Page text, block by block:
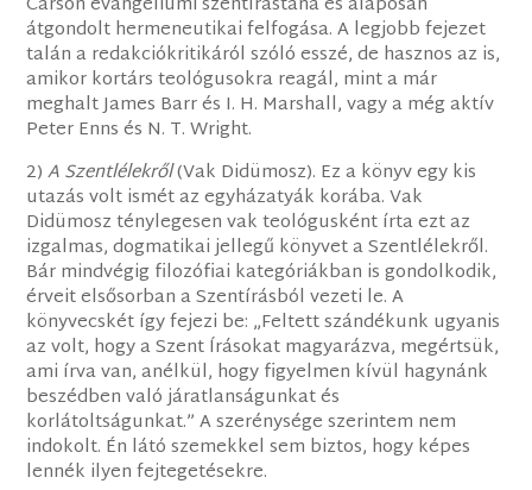
átgondolt hermeneutikai felfogása. A legjobb fejezet
talán a redakciókritikáról szóló esszé, de hasznos az is,
amikor kortárs teológusokra reagál, mint a már
meghalt James Barr és I. H. Marshall, vagy a még aktív
Peter Enns és N. T. Wright.
2)A Szentlélekről(Vak Didümosz). Ez a könyv egy kis
utazás volt ismét az egyházatyák korába. Vak
Didümosz ténylegesen vak teológusként írta ezt az
izgalmas, dogmatikai jellegű könyvet a Szentlélekről.
Bár mindvégig filozófiai kategóriákban is gondolkodik,
érveit elsősorban a Szentírásból vezeti le. A
könyvecskét így fejezi be: „Feltett szándékunk ugyanis
az volt, hogy a Szent Írásokat magyarázva, megértsük,
ami írva van, anélkül, hogy figyelmen kívül hagynánk
beszédben való járatlanságunkat és
korlátoltságunkat.” A szerénysége szerintem nem
indokolt. Én látó szemekkel sem biztos, hogy képes
lennék ilyen fejtegetésekre.